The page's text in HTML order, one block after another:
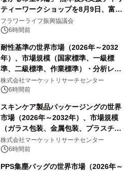
ティーワークショップを8月9日、富
山・射水で開催
フラワーライフ振興協議会
6時間前
耐性基準の世界市場（2026年～2032
年）、市場規模（国家標準、一級標
準、二級標準、作業標準）・分析レポ
ートを発表
株式会社マーケットリサーチセンター
6時間前
スキンケア製品パッケージングの世界
市場（2026年～2032年）、市場規模
（ガラス包装、金属包装、プラスチッ
ク包装、その他）・分析レポートを発
表
株式会社マーケットリサーチセンター
6時間前
PPS集塵バッグの世界市場（2026年～